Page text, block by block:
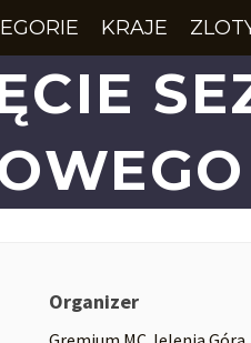
KRAJE
Organizer